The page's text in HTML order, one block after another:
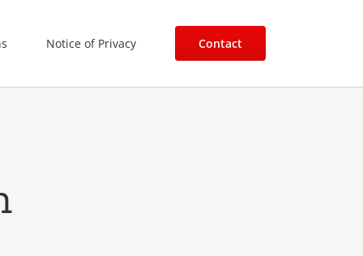
Notice of Privacy Contact